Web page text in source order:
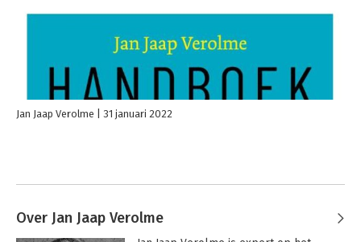
Jan Jaap Verolme 31 januari 2022
Over Jan Jaap Verolme